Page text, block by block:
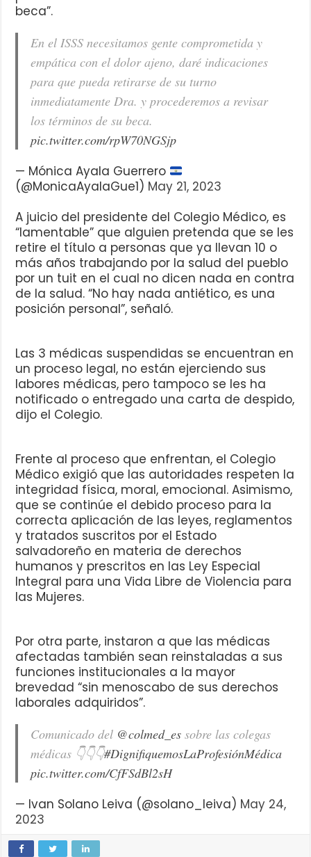
beca”.
En el ISSS necesitamos gente comprometida y
empática con el dolor ajeno, daré indicaciones
para que pueda retirarse de su turno
inmediatamente Dra. y procederemos a revisar
los términos de su beca.
pic.twitter.com/rpW70NGSjp
— Mónica Ayala Guerrero
(@MonicaAyalaGue1) May 21, 2023
A juicio del presidente del Colegio Médico, es
“lamentable” que alguien pretenda que se les
retire el título a personas que ya llevan 10 o
más años trabajando por la salud del pueblo
por un tuit en el cual no dicen nada en contra
de la salud. “No hay nada antiético, es una
posición personal”, señaló.
Las 3 médicas suspendidas se encuentran en
un proceso legal, no están ejerciendo sus
labores médicas, pero tampoco se les ha
notificado o entregado una carta de despido,
dijo el Colegio.
Frente al proceso que enfrentan, el Colegio
Médico exigió que las autoridades respeten la
integridad física, moral, emocional. Asimismo,
que se continúe el debido proceso para la
correcta aplicación de las leyes, reglamentos
y tratados suscritos por el Estado
salvadoreño en materia de derechos
humanos y prescritos en las Ley Especial
Integral para una Vida Libre de Violencia para
las Mujeres.
Por otra parte, instaron a que las médicas
afectadas también sean reinstaladas a sus
funciones institucionales a la mayor
brevedad “sin menoscabo de sus derechos
laborales adquiridos”.
Comunicado del @colmed_es sobre las colegas
médicas 👇👇👇#DignifiquemosLaProfesiónMédica
pic.twitter.com/CfFSdBl2sH
— Ivan Solano Leiva (@solano_leiva) May 24,
2023